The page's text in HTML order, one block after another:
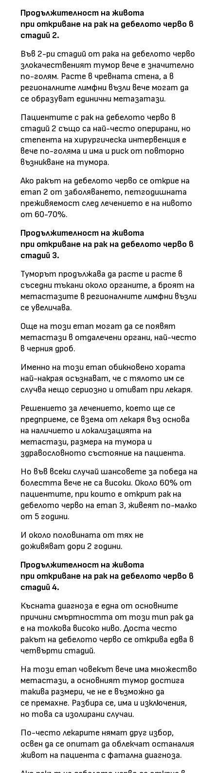
Продължителност на живота
при откриване на рак на дебелото черво в
стадий 2.
Във 2-ри стадий от рака на дебелото черво
злокачественият тумор вече е значително
по-голям. Расте в чревната стена, а в
регионалните лимфни възли вече могат да
се образуват единични метазатази.
Пациентите с рак на дебелото черво в
стадий 2 също са най-често оперирани, но
степента на хирургическа интервенция е
вече по-голяма и има и риск от повторно
възникване на тумора.
Ако ракът на дебелото черво се открие на
етап 2 от заболяването, петгодишната
преживяемост след лечението е на нивото
от 60-70%.
Продължителност на живота
при откриване на рак на дебелото черво в
стадий 3.
Туморът продължава да расте и расте в
съседни тъкани около органите, а броят на
метастазите в регионалните лимфни възли
се увеличава.
Още на този етап могат да се появят
метастази в отдалечени органи, най-често
в черния дроб.
Именно на този етап обикновено хората
най-накрая осъзнават, че с тялото им се
случва нещо сериозно и отиват при лекаря.
Решението за лечението, което ще се
предприеме, се взема от лекаря въз основа
на наличието и локализацията на
метастази, размера на тумора и
здравословното състояние на пациента.
Но във всеки случай шансовете за победа на
болестта вече не са високи. Около 60% от
пациентите, при които е открит рак на
дебелото черво на етап 3, живеят по-малко
от 5 години.
И около половината от тях не
доживяват дори 2 години.
Продължителност на живота
при откриване на рак на дебелото черво в
стадий 4.
Късната диагноза е една от основните
причини смъртността от този тип рак да
е на толкова високо ниво. Доста често
ракът на дебелото черво се открива едва в
четвърти стадий.
На този етап човекът вече има множество
метастази, а основният тумор достига
такива размери, че не е възможно да
се премахне. Разбира се, има и изключения,
но това са изолирани случаи.
По-често лекарите нямат друг избор,
освен да се опитат да облекчат останалия
живот на пациента с фатална диагноза.